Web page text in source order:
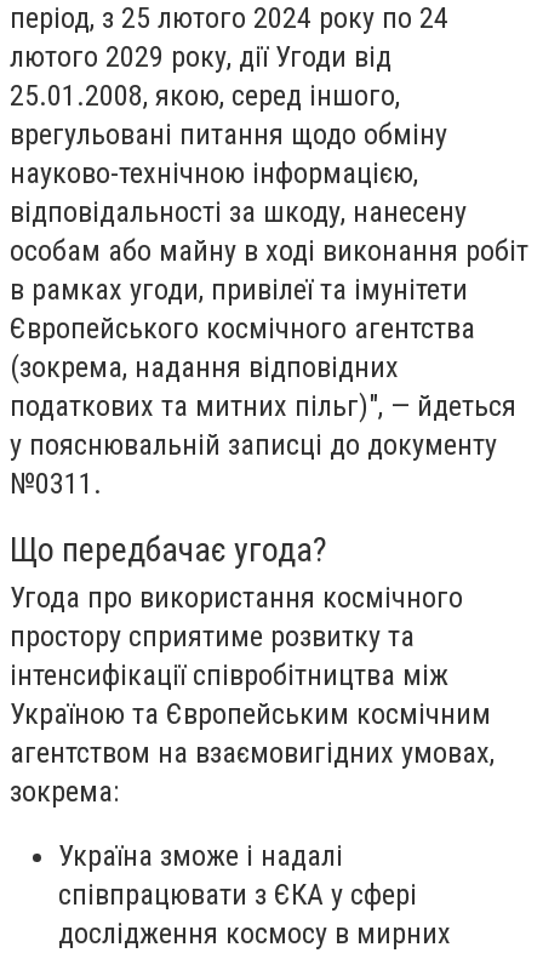
період, з 25 лютого 2024 року по 24
лютого 2029 року, дії Угоди від
25.01.2008, якою, серед іншого,
врегульовані питання щодо обміну
науково-технічною інформацією,
відповідальності за шкоду, нанесену
особам або майну в ході виконання робіт
в рамках угоди, привілеї та імунітети
Європейського космічного агентства
(зокрема, надання відповідних
податкових та митних пільг)", — йдеться
у пояснювальній записці до документу
№0311.
Що передбачає угода?
Угода про використання космічного
простору сприятиме розвитку та
інтенсифікації співробітництва між
Україною та Європейським космічним
агентством на взаємовигідних умовах,
зокрема:
Україна зможе і надалі
співпрацювати з ЄКА у сфері
дослідження космосу в мирних